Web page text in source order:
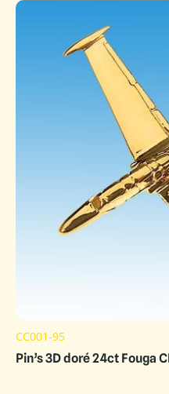
CC001-95
Pin’s 3D doré 24ct Fouga